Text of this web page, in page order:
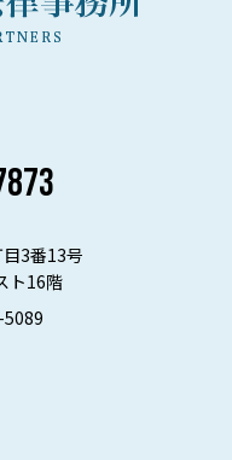
3番13号
ト16階